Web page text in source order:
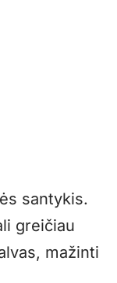
santykis.
greičiau
mažinti